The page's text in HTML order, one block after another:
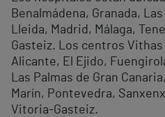
Benalmádena, Granada,
Lleida, Madrid, Málaga,
Gasteiz. Los centros
Alicante, El Ejido,
Las Palmas de Gran
Marín, Pontevedra,
Vitoria-Gasteiz.